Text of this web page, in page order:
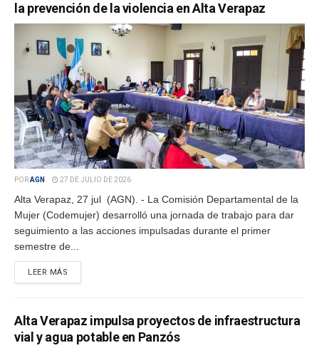
la prevención de la violencia en Alta Verapaz
PORAGN 27 DE JULIO DE 2026
Alta Verapaz, 27 jul (AGN). - La Comisión Departamental de la
Mujer (Codemujer) desarrolló una jornada de trabajo para dar
seguimiento a las acciones impulsadas durante el primer
semestre de...
LEER MÁS
Alta Verapaz impulsa proyectos de infraestructura
vial y agua potable en Panzós